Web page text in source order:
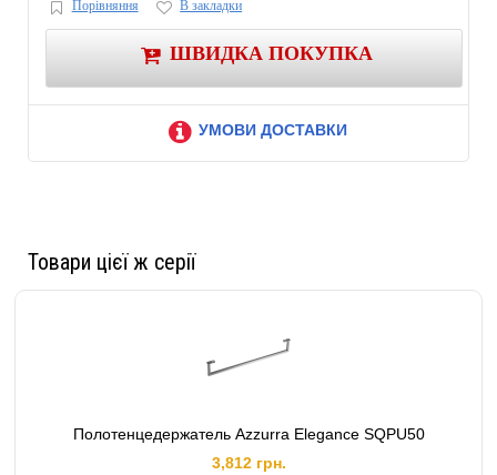
Количество перекладин: 1
Порівняння В закладки
ШВИДКА ПОКУПКА
УМОВИ ДОСТАВКИ
Товари цієї ж серії
Полотенцедержатель Azzurra Elegance SQPU50
3,812 грн.